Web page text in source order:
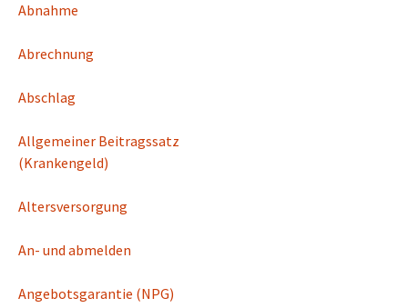
Abnahme
Abrechnung
Abschlag
Allgemeiner Beitragssatz
(Krankengeld)
Altersversorgung
An- und abmelden
Angebotsgarantie (NPG)